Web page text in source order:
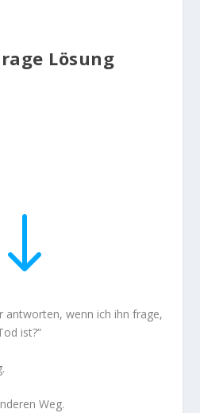
Lösung
"
antworten, wenn ich ihn frage,
ist?“
Weg.